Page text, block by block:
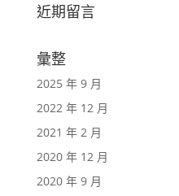
近期留言
彙整
2025 年 9 月
2022 年 12 月
2021 年 2 月
2020 年 12 月
2020 年 9 月